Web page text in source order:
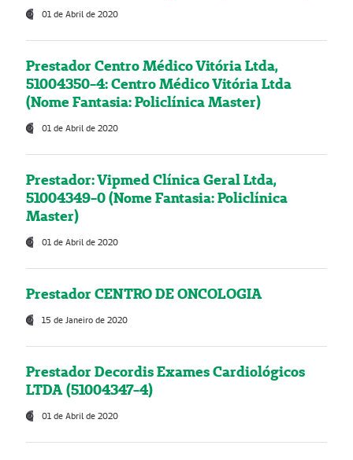
01 de Abril de 2020
Prestador Centro Médico Vitória Ltda,
51004350-4: Centro Médico Vitória Ltda
(Nome Fantasia: Policlínica Master)
01 de Abril de 2020
Prestador: Vipmed Clínica Geral Ltda,
51004349-0 (Nome Fantasia: Policlínica
Master)
01 de Abril de 2020
Prestador CENTRO DE ONCOLOGIA
15 de Janeiro de 2020
Prestador Decordis Exames Cardiológicos
LTDA (51004347-4)
01 de Abril de 2020